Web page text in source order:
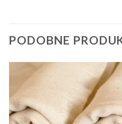
PODOBNE